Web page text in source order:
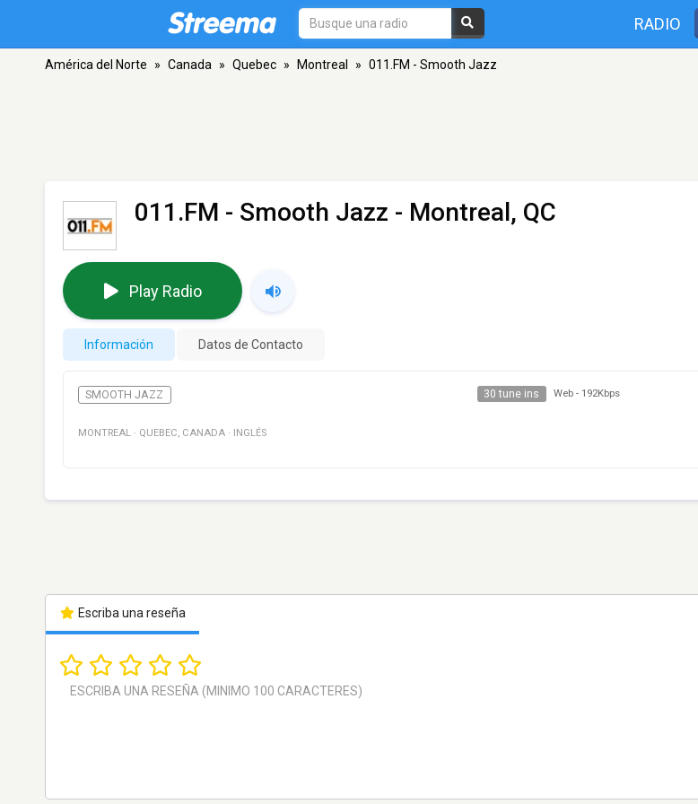
RADIO
América del Norte » Canada » Quebec » Montreal » 011.FM - Smooth Jazz
011.FM - Smooth Jazz - Montreal, QC
Play Radio
Información Datos de Contacto
SMOOTH JAZZ 30 tune ins Web - 192Kbps
MONTREAL · QUEBEC, CANADA · INGLÉS
Escriba una reseña